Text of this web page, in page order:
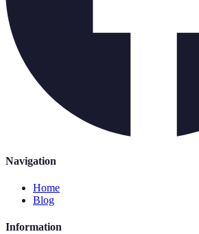
Navigation
Home
Blog
Information